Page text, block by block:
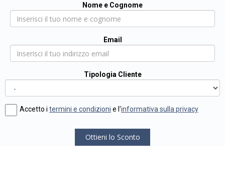
Nome e Cognome
Email
Tipologia Cliente
Accetto i termini e condizioni e l'informativa sulla privacy
Ottieni lo Sconto